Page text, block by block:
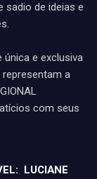
sadio de ideias e
e exclusiva
a
com seus
LUCIANE